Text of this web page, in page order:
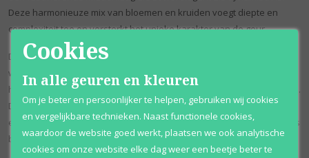
Deze harmonieuze mix van bloemen en kruiden voegt diepte en
complexiteit toe en versterkt het unieke karakter van de geur.
De geur eindigt met een zachte en lang aanhoudende finish, waar de
warme en romige noten van vanille samensmelten met de
houtachtige rijkdom van cederhout en de aardse tonen van patchoeli.
Deze laatste mix zorgt voor een aanhoudende indruk van elegantie
en warmte, zodat de geur de hele dag door oogverblindend en intens
blijft.
Cookies
In alle geuren en kleuren
Om je beter en persoonlijker te helpen, gebruiken wij cookies
en vergelijkbare technieken. Naast functionele cookies,
waardoor de website goed werkt, plaatsen we ook analytische
cookies om onze website elke dag weer een beetje beter te